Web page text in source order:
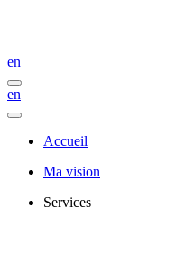
en
en
Accueil
Ma vision
Services